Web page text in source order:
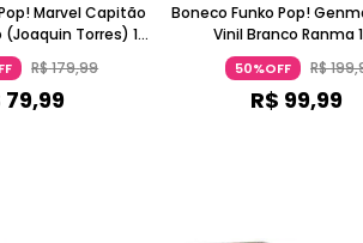
Marvel Capitão
(Joaquin Torres) 10
Escuro Funko
R$179,99
79,99
Boneco Funko Pop!
Vinil Branco Ranma
50%OFF R$199,
R$ 99,99